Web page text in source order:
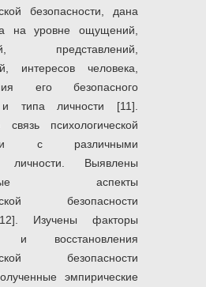
безопасности, дана
на уровне ощущений,
представлений,
интересов человека,
его безопасного
и типа личности [11].
связь психологической
с различными
личности. Выявлены
аспекты
безопасности
Изучены факторы
и восстановления
безопасности
эмпирические